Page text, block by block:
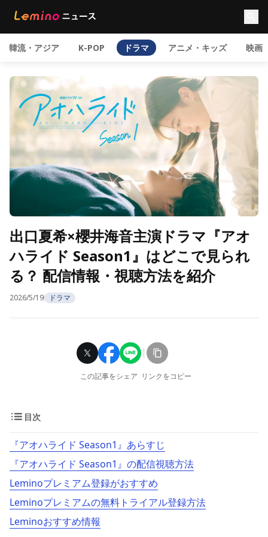
韓流・アジア K-POP ドラマ アニメ・キッズ 映画
出口夏希×櫻井海音主演ドラマ『アオ
ハライド Season1』はどこで見られ
る？ 配信情報・視聴方法を紹介
2026/5/19 ドラマ
この記事をシェア リンクをコピー
目次
『アオハライド Season1』あらすじ
『アオハライド Season1』の配信視聴方法
Leminoプレミアム登録がおすすめ
Leminoプレミアムの無料トライアル登録方法
Leminoおすすめ情報